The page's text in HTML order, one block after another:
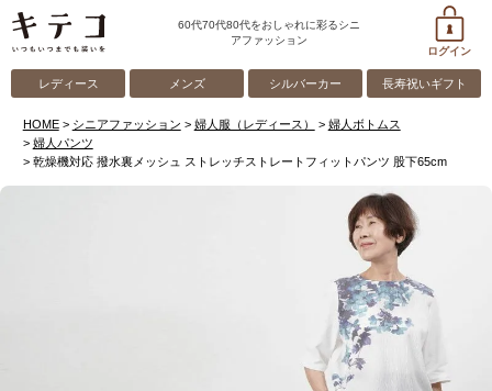
60代70代80代をおしゃれに彩るシニ
アファッション
ログイン
レディース メンズ シルバーカー 長寿祝いギフト
HOME シニアファッション 婦人服（レディース）
婦人ボトムス
婦人パンツ
乾燥機対応 撥水裏メッシュ ストレッチストレートフィットパンツ 股下65cm